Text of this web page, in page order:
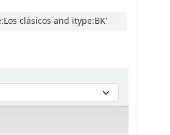
clásicos and itype:BK'
por: